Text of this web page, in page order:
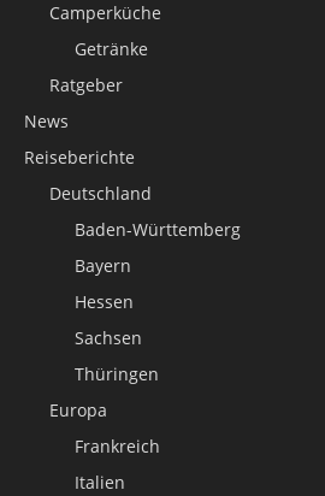
Camperküche
Getränke
Ratgeber
News
Reiseberichte
Deutschland
Baden-Württemberg
Bayern
Hessen
Sachsen
Thüringen
Europa
Frankreich
Italien